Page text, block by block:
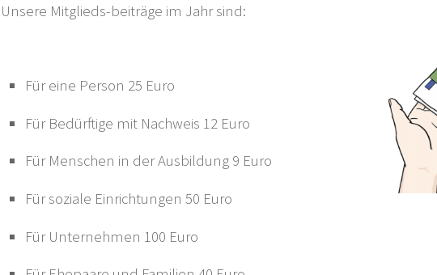
Unsere Mitglieds-beiträge im Jahr sind:
Für eine Person 25 Euro
Für Bedürftige mit Nachweis 12 Euro
Für Menschen in der Ausbildung 9 Euro
Für soziale Einrichtungen 50 Euro
Für Unternehmen 100 Euro